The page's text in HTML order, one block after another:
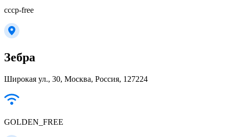
cccp-free
Зебра
Широкая ул., 30, Москва, Россия, 127224
GOLDEN_FREE